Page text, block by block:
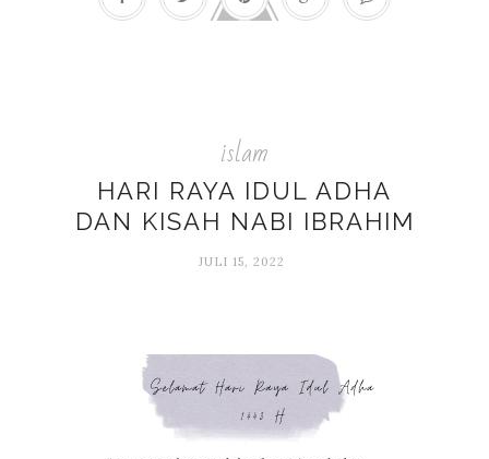
islam
HARI RAYA IDUL ADHA
DAN KISAH NABI IBRAHIM
JULI 15, 2022